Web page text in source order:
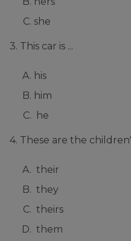
she
3. This car is ...
his
him
he
4. These are the
their
they
theirs
them